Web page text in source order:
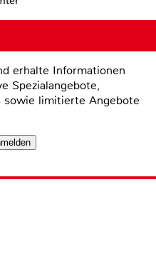
erhalte Informationen
Spezialangebote,
sowie limitierte Angebote